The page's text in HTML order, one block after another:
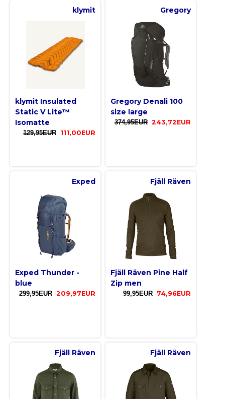
klymit
klymit Insulated
Static V Lite™
Isomatte
129,95EUR 111,00EUR
Gregory
Gregory Denali 100
size large
374,95EUR 243,72EUR
Exped
Exped Thunder -
blue
299,95EUR 209,97EUR
Fjäll Räven
Fjäll Räven Pine Half
Zip men
99,95EUR 74,96EUR
Fjäll Räven Fjäll Räven